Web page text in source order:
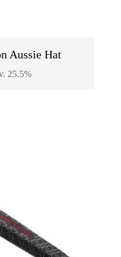
Aussie Hat
25.5%